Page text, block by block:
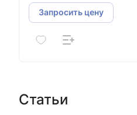
Запросить цену
Статьи